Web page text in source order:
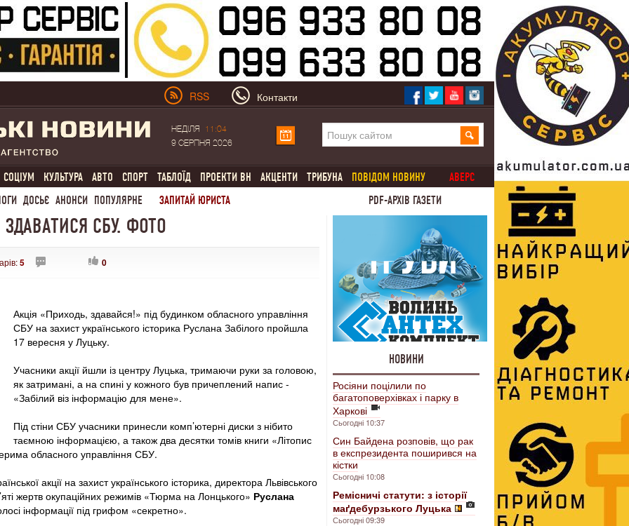
RSS Контакти
НЕДІЛЯ
11:04
9 СЕРПНЯ 2026
СОЦІУМ КУЛЬТУРА АВТО СПОРТ ТАБЛОЇД ПРОЕКТИ ВН АКЦЕНТИ ТРИБУНА ПОВІДОМ НОВИНУ
АВЕРС
ДОСЬЄ АНОНСИ ПОПУЛЯРНЕ ЗАПИТАЙ ЮРИСТА PDF-АРХІВ ГАЗЕТИ
СБУ. ФОТО
5 0
Акція «Приходь, здавайся!» під будинком обласного управління
СБУ на захист українського історика Руслана Забілого пройшла
17 вересня у Луцьку.
Учасники акції йшли із центру Луцька, тримаючи руки за головою,
як затримані, а на спині у кожного був причеплений напис -
«Забілий віз інформацію для мене».
Під стіни СБУ учасники принесли комп’ютерні диски з нібито
таємною інформацією, а також два десятки томів книги «Літопис
обласного управління СБУ.
акції на захист українського історика, директора Львівського
жертв окупаційних режимів «Тюрма на Лонцького» Руслана
інформації під грифом «секретно».
НОВИНИ
Росіяни поцілили по
багатоповерхівках і парку в
Харкові
Сьогодні 10:37
Син Байдена розповів, що рак
в експрезидента поширився на
кістки
Сьогодні 10:08
Ремісничі статути: з історії
маґдебурзького Луцька
Сьогодні 09:39